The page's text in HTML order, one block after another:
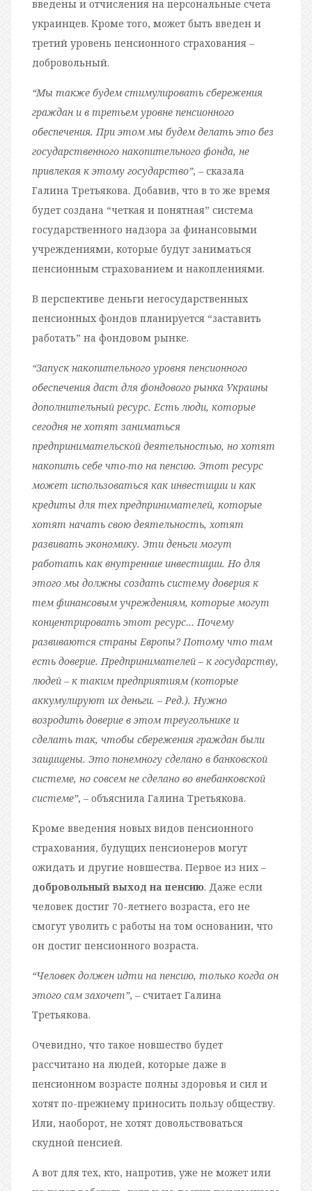
введены и отчисления на персональные счета
украинцев. Кроме того, может быть введен и
третий уровень пенсионного страхования –
добровольный.
“Мы также будем стимулировать сбережения
граждан и в третьем уровне пенсионного
обеспечения. При этом мы будем делать это без
государственного накопительного фонда, не
привлекая к этому государство”, – сказала
Галина Третьякова. Добавив, что в то же время
будет создана “четкая и понятная” система
государственного надзора за финансовыми
учреждениями, которые будут заниматься
пенсионным страхованием и накоплениями.
В перспективе деньги негосударственных
пенсионных фондов планируется “заставить
работать” на фондовом рынке.
“Запуск накопительного уровня пенсионного
обеспечения даст для фондового рынка Украины
дополнительный ресурс. Есть люди, которые
сегодня не хотят заниматься
предпринимательской деятельностью, но хотят
накопить себе что-то на пенсию. Этот ресурс
может использоваться как инвестиции и как
кредиты для тех предпринимателей, которые
хотят начать свою деятельность, хотят
развивать экономику. Эти деньги могут
работать как внутренние инвестиции. Но для
этого мы должны создать систему доверия к
тем финансовым учреждениям, которые могут
концентрировать этот ресурс… Почему
развиваются страны Европы? Потому что там
есть доверие. Предпринимателей – к государству,
людей – к таким предприятиям (которые
аккумулируют их деньги. – Ред.). Нужно
возродить доверие в этом треугольнике и
сделать так, чтобы сбережения граждан были
защищены. Это понемногу сделано в банковской
системе, но совсем не сделано во внебанковской
системе”, – объяснила Галина Третьякова.
Кроме введения новых видов пенсионного
страхования, будущих пенсионеров могут
ожидать и другие новшества. Первое из них –
добровольный выход на пенсию. Даже если
человек достиг 70-летнего возраста, его не
смогут уволить с работы на том основании, что
он достиг пенсионного возраста.
“Человек должен идти на пенсию, только когда он
этого сам захочет”, – считает Галина
Третьякова.
Очевидно, что такое новшество будет
рассчитано на людей, которые даже в
пенсионном возрасте полны здоровья и сил и
хотят по-прежнему приносить пользу обществу.
Или, наоборот, не хотят довольствоваться
скудной пенсией.
А вот для тех, кто, напротив, уже не может или